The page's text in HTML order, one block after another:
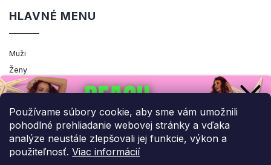
Používame súbory cookie, aby sme vám umožnili
pohodlné prehliadanie webovej stránky a vďaka
analýze neustále zlepšovali jej funkcie, výkon a
použiteľnosť. Viac informácií
HLAVNÉ MENU
Muži
Ženy
Výpredaj